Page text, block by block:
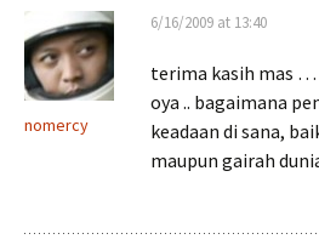
nomercy
6/16/2009 at 13:40
terima kasih mas
oya .. bagaimana
keadaan di sana,
maupun gairah